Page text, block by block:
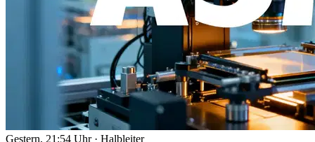
Gestern, 21:54 Uhr · Halbleiter